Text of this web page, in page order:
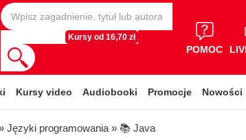
Kursy od 16,70 zł
POMOC
Kursy video Audiobooki Promocje Nowości
Języki programowania » 📚 Java